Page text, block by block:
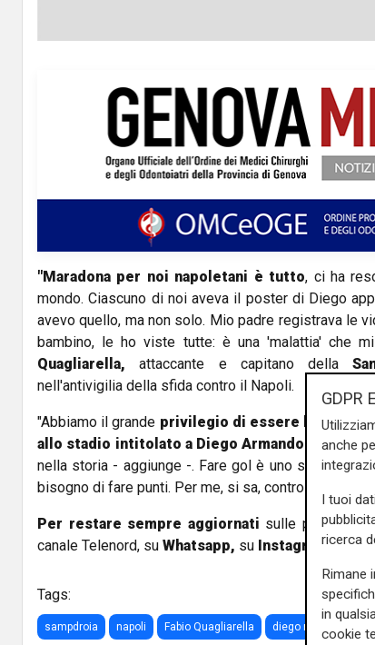
"Maradona per noi napoletani è tutto, ci ha
mondo. Ciascuno di noi aveva il poster di Diego
avevo quello, ma non solo. Mio padre registrava le
bambino, le ho viste tutte: è una 'malattia' che
Quagliarella, attaccante e capitano della
nell'antivigilia della sfida contro il Napoli.
"Abbiamo il grande privilegio di essere la prima
allo stadio intitolato a Diego Armando
nella storia - aggiunge -. Fare gol è uno stimolo,
bisogno di fare punti. Per me, si sa, contro il Napoli è
Per restare sempre aggiornati sulle principali
canale Telenord, su Whatsapp, su Instagram,su
Tags:
sampdroia napoli Fabio Quagliarella diego maradona
GDPR
anche
I tuoi
ricerca
Rimane
in
cookie